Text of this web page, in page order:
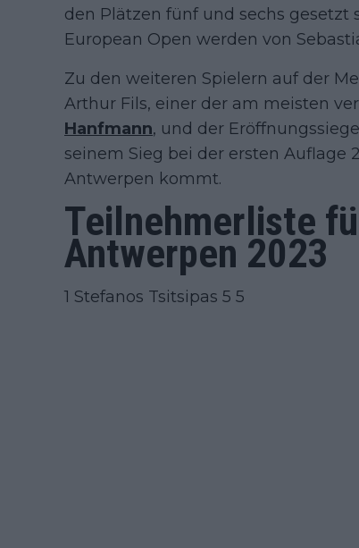
den Plätzen fünf und sechs gesetzt
European Open werden von
Zu den weiteren Spielern auf der
Arthur Fils, einer der am meisten
Hanfmann, und der
seinem Sieg bei der ersten Auflage
Antwerpen kommt.
Teilnehmerliste
Antwerpen 2023
1 Stefanos Tsitsipas 5 5